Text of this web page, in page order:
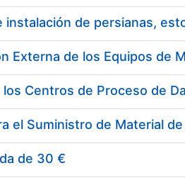
instalación de persianas,
de 30 €